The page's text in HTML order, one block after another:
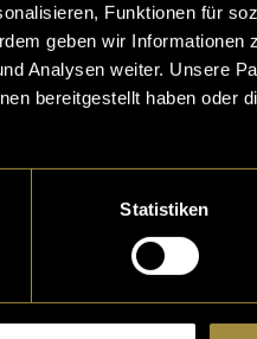
Funktionen für
geben wir Informationen
Analysen weiter. Unsere
bereitgestellt haben oder
Statistiken